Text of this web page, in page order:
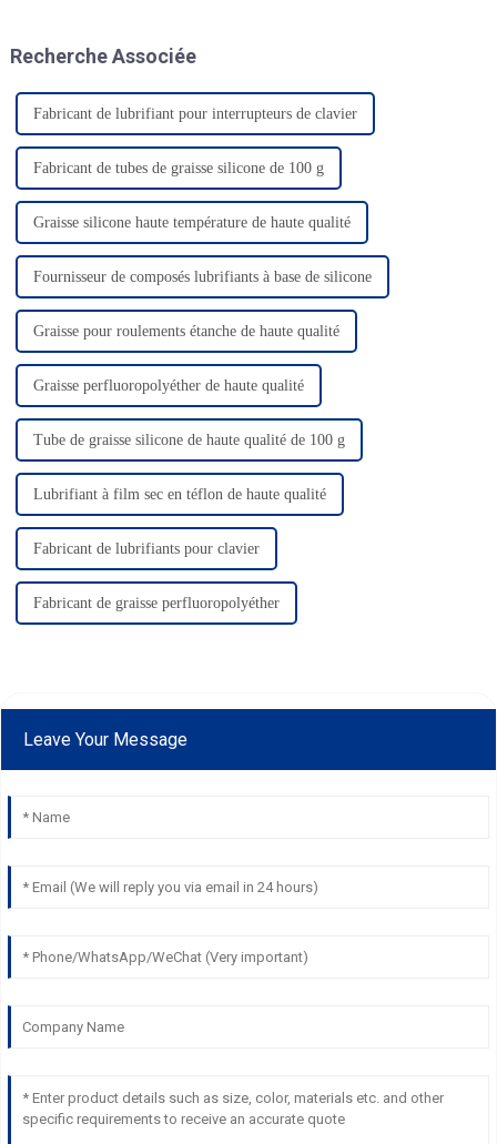
peut…
Recherche Associée
Fabricant de lubrifiant pour interrupteurs de clavier
Fabricant de tubes de graisse silicone de 100 g
Graisse silicone haute température de haute qualité
Fournisseur de composés lubrifiants à base de silicone
Graisse pour roulements étanche de haute qualité
Graisse perfluoropolyéther de haute qualité
Tube de graisse silicone de haute qualité de 100 g
Lubrifiant à film sec en téflon de haute qualité
Fabricant de lubrifiants pour clavier
Fabricant de graisse perfluoropolyéther
Leave Your Message